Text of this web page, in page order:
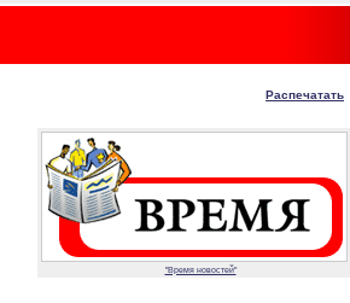
Распечатать
"Время новостей"